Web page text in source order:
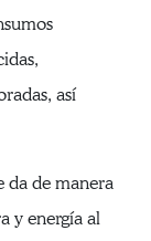
así
da de manera
y energía al